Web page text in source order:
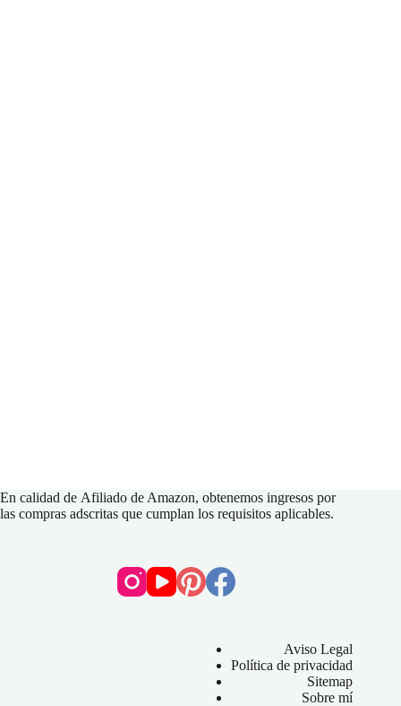
En calidad de Afiliado de Amazon, obtenemos ingresos por
las compras adscritas que cumplan los requisitos aplicables.
Aviso Legal
Política de privacidad
Sitemap
Sobre mí